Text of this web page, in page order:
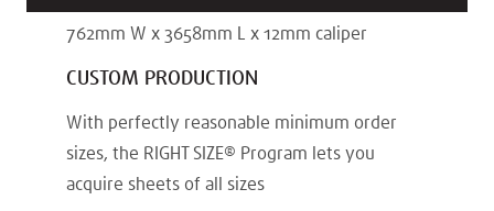
762mm W x 3658mm L x 12mm caliper
CUSTOM PRODUCTION
With perfectly reasonable minimum order
sizes, the RIGHT SIZE® Program lets you
acquire sheets of all sizes